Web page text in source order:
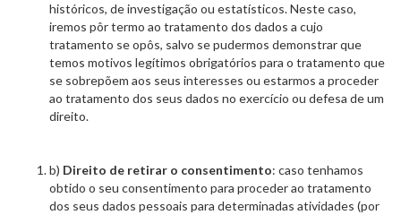
históricos, de investigação ou estatísticos. Neste caso,
iremos pôr termo ao tratamento dos dados a cujo
tratamento se opôs, salvo se pudermos demonstrar que
temos motivos legítimos obrigatórios para o tratamento que
se sobrepõem aos seus interesses ou estarmos a proceder
ao tratamento dos seus dados no exercício ou defesa de um
direito.
b) Direito de retirar o consentimento: caso tenhamos
obtido o seu consentimento para proceder ao tratamento
dos seus dados pessoais para determinadas atividades (por